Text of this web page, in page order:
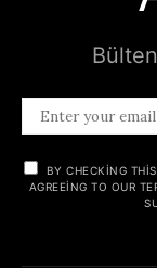
BY CHECKING
AGREEING TO OUR